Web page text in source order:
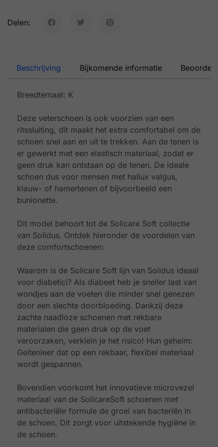
Delen:
Beschrijving Bijkomende informatie
Breedtemaat: K
Deze veterschoen is ook voorzien van een
ritssluiting, dit maakt het extra comfortabel om de
schoen snel aan en uit te trekken. Aan de tenen is
er gewerkt met een elastisch materiaal, zodat er
geen druk kan ontstaan op de tenen. De ideale
schoen dus voor mensen met hallux valgus,
klauw- of hamertenen of bijvoorbeeld een
bunionette.
Dit model behoort tot de Solicare Soft collectie
van Solidus. Ontdek hieronder de voordelen van
deze comfortschoenen:
Waarom is de Solicare Soft lijn van Solidus ideaal
voor diabetici? Als diabeet heb je sneller last van
wondjes aan de voeten die minder snel genezen
door een slechte doorbloeding. Dankzij deze
zachte naadloze schoenen met rekbare
materialen die geen druk op de voet
veroorzaken, verklein je het risico! Hun geheim:
Geitenleer dat op een rekbaar, flexibel materiaal
wordt gespannen.
Bovendien voorkomt het innovatieve microvezel
materiaal van de SolicareSoft schoenen met
antibacteriële formule de groei van bacteriën in
de schoen. Dit zorgt voor uitstekende hygiëne in
de schoen.